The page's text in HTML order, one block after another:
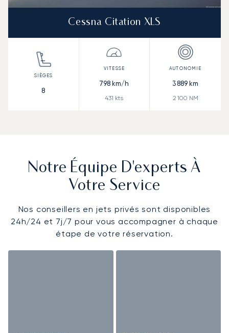
Cessna Citation XLS
8
798 km/h
431 kts
3 889 km
2 100 NM
Notre Équipe D'experts À
Votre Service
Nos conseillers en jets privés sont disponibles
24h/24 et 7j/7 pour vous accompagner à chaque
étape de votre réservation.